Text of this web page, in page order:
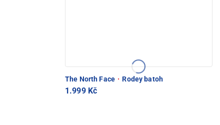
The North Face · Rodey batoh
1.999 Kč